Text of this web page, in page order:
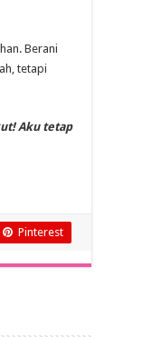
Berani
tetapi
Aku tetap
Pinterest